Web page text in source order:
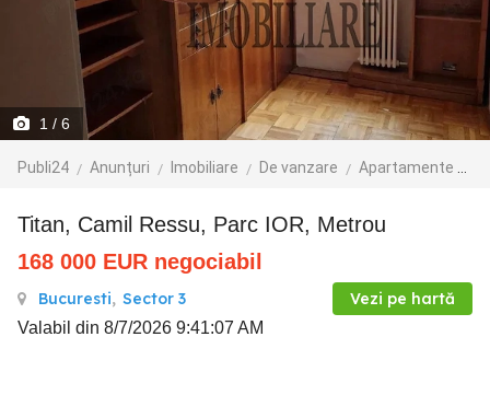
1 / 6
Publi24 Anunțuri Imobiliare De vanzare Apartamente de vanzare
Titan, Camil Ressu, Parc IOR, Metrou
168 000 EUR negociabil
Bucuresti, Sector 3 Vezi pe hartă
Valabil din 8/7/2026 9:41:07 AM